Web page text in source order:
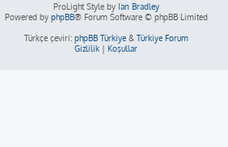
ProLight Style by Ian Bradley
Powered by phpBB® Forum Software © phpBB Limited
Türkçe çeviri: phpBB Türkiye& Türkiye Forum
Gizlilik | Koşullar